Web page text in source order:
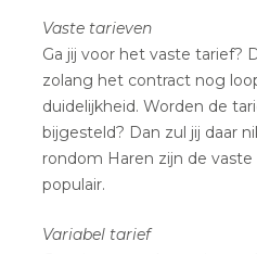
Vaste tarieven
Ga jij voor het vaste tarief?
zolang het contract nog
duidelijkheid. Worden de
bijgesteld? Dan zul jij daar
rondom Haren zijn de
populair.
Variabel tarief